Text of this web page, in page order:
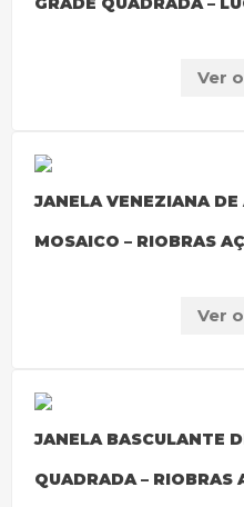
Ver
JANELA VENEZIANA
MOSAICO – RIOBRAS
Ver
JANELA BASCULANTE
QUADRADA – RIOBRAS